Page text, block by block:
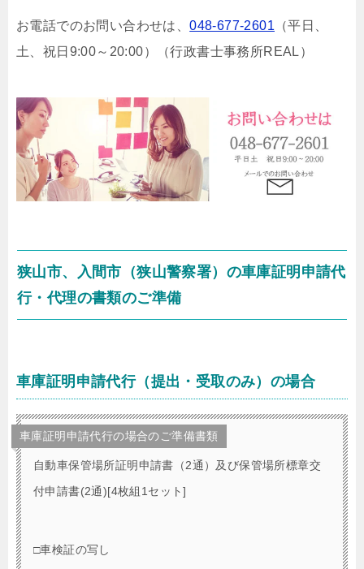
お電話でのお問い合わせは、048-677-2601 （平日、
土、祝日9:00～20:00）
（行政書士事務所REAL）
狭山市、入間市（狭山警察署）の車庫証明申請代
行・代理の書類のご準備
車庫証明申請代行（提出・受取のみ）の場合
車庫証明申請代行の場合のご準備書類
自動車保管場所証明申請書（2通）及び保管場所標章交
付申請書(2通)[4枚組1セット]
□車検証の写し